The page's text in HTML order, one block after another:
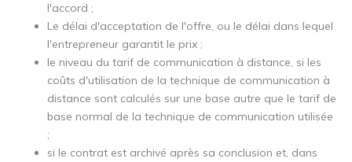
l'accord ;
Le délai d'acceptation de l'offre, ou le délai dans lequel
l'entrepreneur garantit le prix ;
le niveau du tarif de communication à distance, si les
coûts d'utilisation de la technique de communication à
distance sont calculés sur une base autre que le tarif de
base normal de la technique de communication utilisée
;
si le contrat est archivé après sa conclusion et, dans